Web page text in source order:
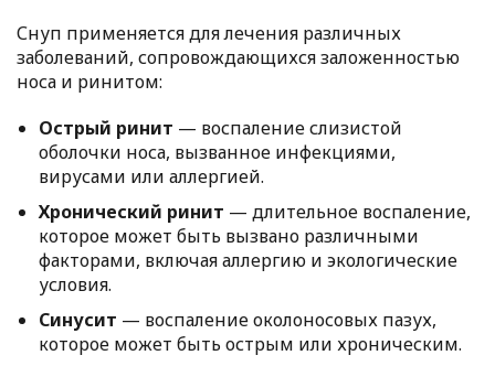
Снуп применяется для лечения различных
заболеваний, сопровождающихся заложенностью
носа и ринитом:
Острый ринит — воспаление слизистой
оболочки носа, вызванное инфекциями,
вирусами или аллергией.
Хронический ринит — длительное воспаление,
которое может быть вызвано различными
факторами, включая аллергию и экологические
условия.
Синусит — воспаление околоносовых пазух,
которое может быть острым или хроническим.